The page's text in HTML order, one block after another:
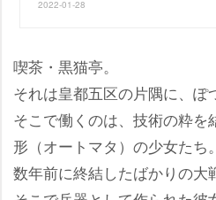
2022-01-28
喫茶・黒猫亭。
それは皇都五区の片隅に、ぽ
そこで働くのは、技術の粋を
形（オートマタ）の少女たち。
数年前に終結したばかりの大